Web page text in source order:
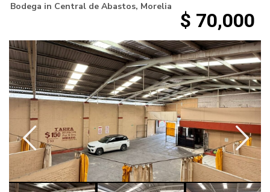
Bodega in Central de Abastos, Morelia
$ 70,000